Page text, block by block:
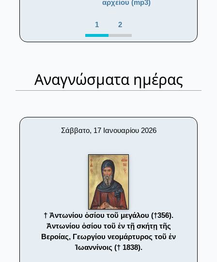
αρχείου (mp3)
1 2
Αναγνώσματα ημέρας
Σάββατο, 17 Ιανουαρίου 2026
† Ἀντωνίου ὁσίου τοῦ μεγάλου (†356).
Ἀντωνίου ὁσίου τοῦ ἐν τῇ σκήτῃ τῆς
Βεροίας, Γεωργίου νεομάρτυρος τοῦ ἐν
Ἰωαννίνοις († 1838).